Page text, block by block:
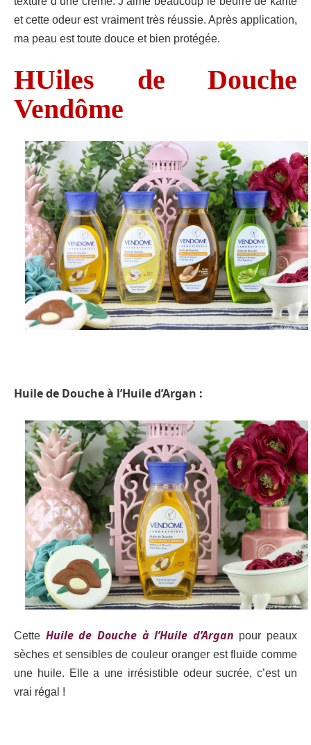
et cette odeur est vraiment très réussie. Après application,
ma peau est toute douce et bien protégée.
HUiles de Douche
Vendôme
Huile de Douche à l’Huile d’Argan :
Cette Huile de Douche à l’Huile d’Argan pour peaux
sèches et sensibles de couleur oranger est fluide comme
une huile. Elle a une irrésistible odeur sucrée, c’est un
vrai régal !